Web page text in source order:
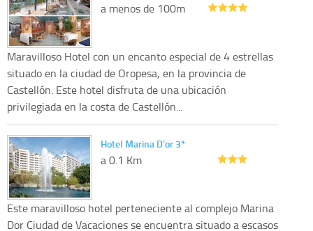
a menos de 100m
Maravilloso Hotel con un encanto especial de 4 estrellas
situado en la ciudad de Oropesa, en la provincia de
Castellón. Este hotel disfruta de una ubicación
privilegiada en la costa de Castellón...
Hotel Marina D'or 3*
a 0.1 Km
Este maravilloso hotel perteneciente al complejo Marina
Dor Ciudad de Vacaciones se encuentra situado a escasos